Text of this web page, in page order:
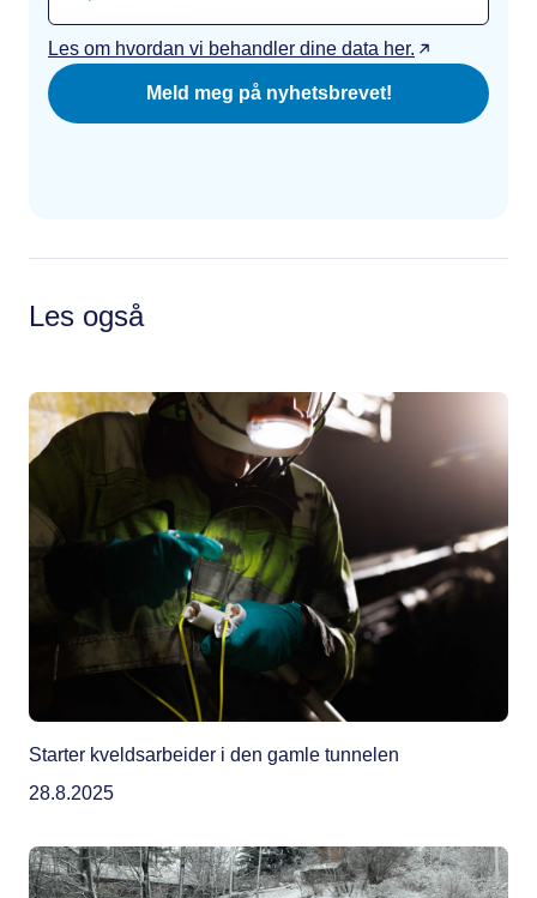
Les om hvordan vi behandler dine data her.
Meld meg på nyhetsbrevet!
Les også
Starter kveldsarbeider i den gamle tunnelen
28.8.2025